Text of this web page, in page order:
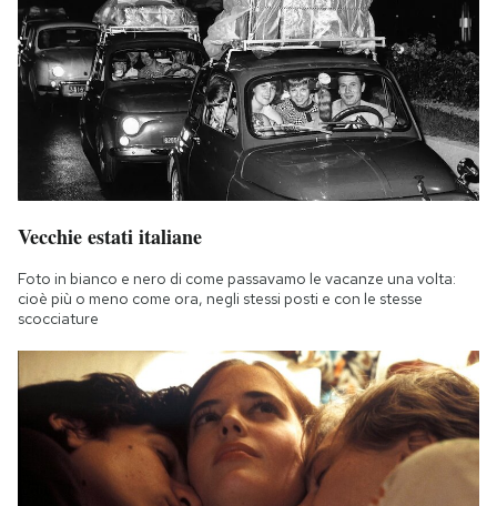
Vecchie estati italiane
Foto in bianco e nero di come passavamo le vacanze una volta:
cioè più o meno come ora, negli stessi posti e con le stesse
scocciature